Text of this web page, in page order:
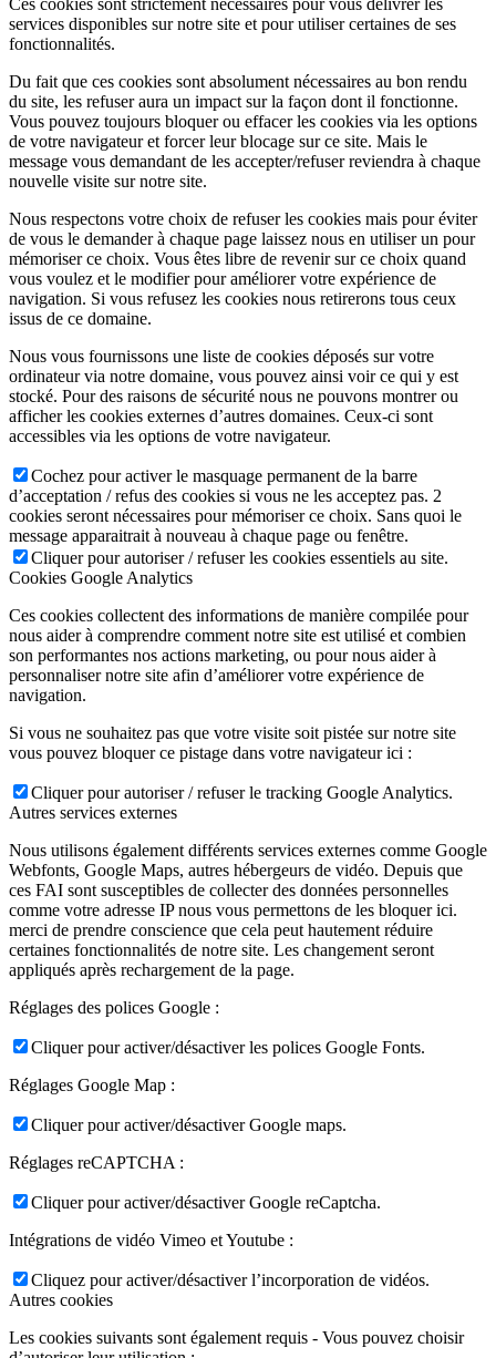
services disponibles sur notre site et pour utiliser certaines de ses
fonctionnalités.
Du fait que ces cookies sont absolument nécessaires au bon rendu
du site, les refuser aura un impact sur la façon dont il fonctionne.
Vous pouvez toujours bloquer ou effacer les cookies via les options
de votre navigateur et forcer leur blocage sur ce site. Mais le
message vous demandant de les accepter/refuser reviendra à chaque
nouvelle visite sur notre site.
Nous respectons votre choix de refuser les cookies mais pour éviter
de vous le demander à chaque page laissez nous en utiliser un pour
mémoriser ce choix. Vous êtes libre de revenir sur ce choix quand
vous voulez et le modifier pour améliorer votre expérience de
navigation. Si vous refusez les cookies nous retirerons tous ceux
issus de ce domaine.
Nous vous fournissons une liste de cookies déposés sur votre
ordinateur via notre domaine, vous pouvez ainsi voir ce qui y est
stocké. Pour des raisons de sécurité nous ne pouvons montrer ou
afficher les cookies externes d’autres domaines. Ceux-ci sont
accessibles via les options de votre navigateur.
Cochez pour activer le masquage permanent de la barre
d’acceptation / refus des cookies si vous ne les acceptez pas. 2
cookies seront nécessaires pour mémoriser ce choix. Sans quoi le
message apparaitrait à nouveau à chaque page ou fenêtre.
Cliquer pour autoriser / refuser les cookies essentiels au site.
Cookies Google Analytics
Ces cookies collectent des informations de manière compilée pour
nous aider à comprendre comment notre site est utilisé et combien
son performantes nos actions marketing, ou pour nous aider à
personnaliser notre site afin d’améliorer votre expérience de
navigation.
Si vous ne souhaitez pas que votre visite soit pistée sur notre site
vous pouvez bloquer ce pistage dans votre navigateur ici :
Cliquer pour autoriser / refuser le tracking Google Analytics.
Autres services externes
Nous utilisons également différents services externes comme Google
Webfonts, Google Maps, autres hébergeurs de vidéo. Depuis que
ces FAI sont susceptibles de collecter des données personnelles
comme votre adresse IP nous vous permettons de les bloquer ici.
merci de prendre conscience que cela peut hautement réduire
certaines fonctionnalités de notre site. Les changement seront
appliqués après rechargement de la page.
Réglages des polices Google :
Cliquer pour activer/désactiver les polices Google Fonts.
Réglages Google Map :
Cliquer pour activer/désactiver Google maps.
Réglages reCAPTCHA :
Cliquer pour activer/désactiver Google reCaptcha.
Intégrations de vidéo Vimeo et Youtube :
Cliquez pour activer/désactiver l’incorporation de vidéos.
Autres cookies
Les cookies suivants sont également requis - Vous pouvez choisir